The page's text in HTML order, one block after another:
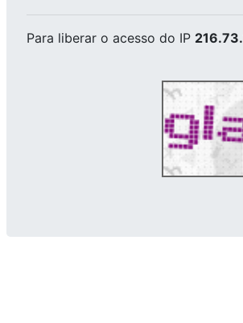
Para liberar o acesso do IP